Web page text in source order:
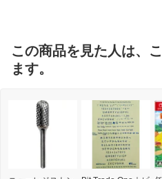
この商品を見た人は、
ます。